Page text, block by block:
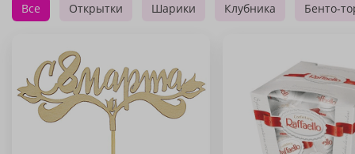
Все Открытки Шарики Клубника Бенто-